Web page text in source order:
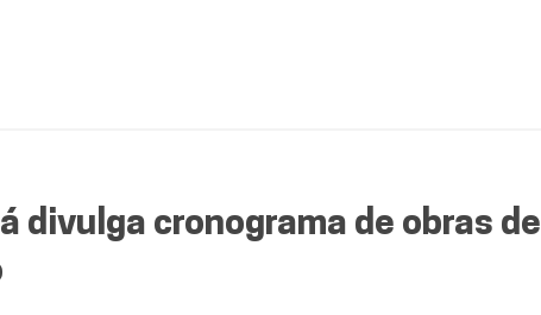
divulga cronograma de obras de